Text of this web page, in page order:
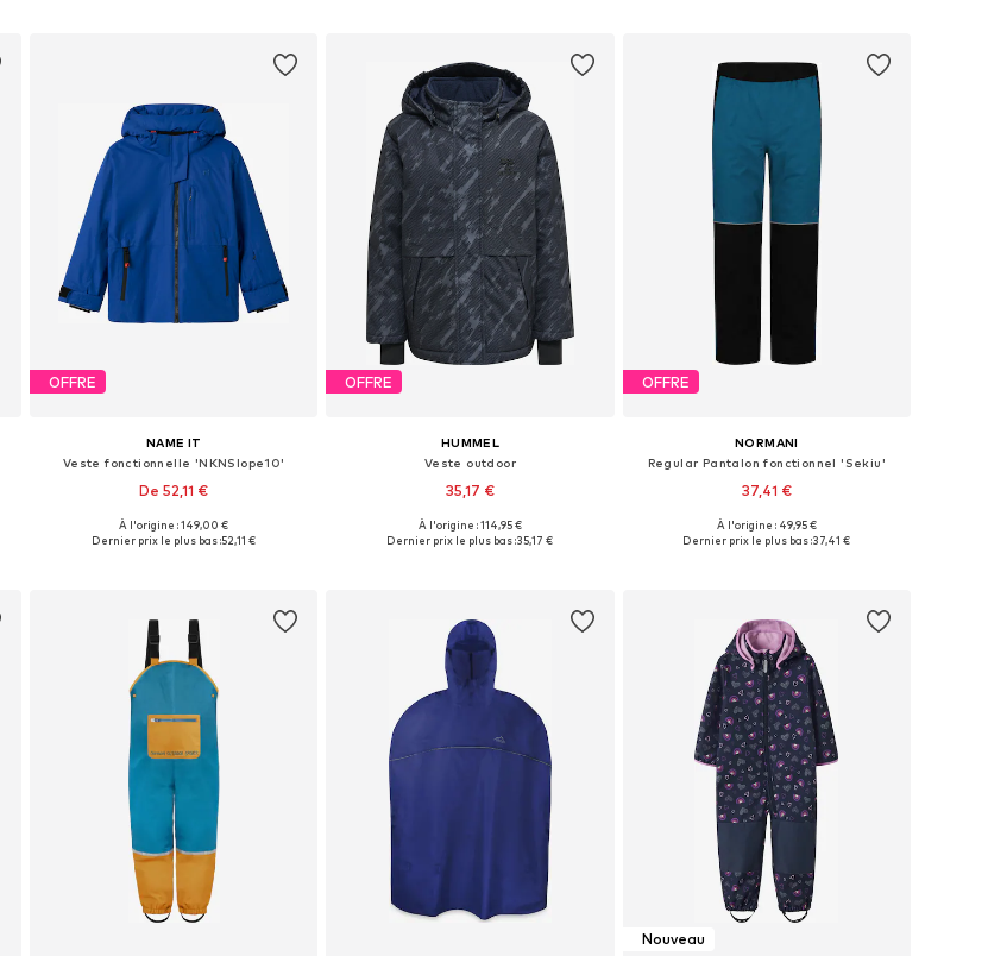
OFFRE
NAME IT
Veste fonctionnelle 'NKNSlope10'
De 52,11 €
+2
Disponible en plusieurs tailles
À l'origine : 149,00 €
Dernier prix le plus bas :52,11 €
OFFRE
HUMMEL
Veste outdoor
35,17 €
À l'origine : 114,95 €
Dernier prix le plus bas :35,17 €
OFFRE
NORMANI
Regular Pantalon fonctionnel 'Sekiu'
37,41 €
+4
Disponible en plusieurs tailles
À l'origine : 49,95 €
Dernier prix le plus bas :37,41 €
Nouveau